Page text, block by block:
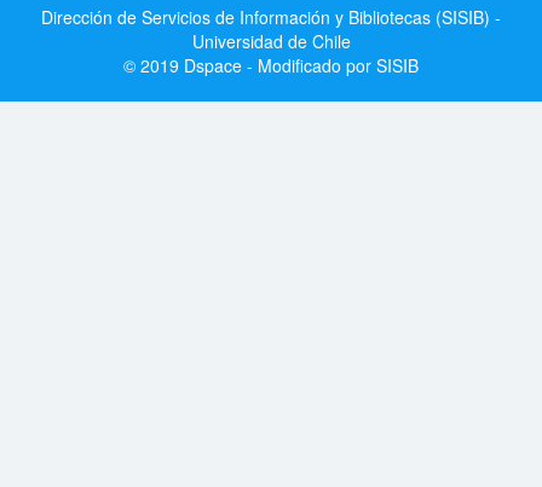
Dirección de Servicios de Información y Bibliotecas (SISIB) -
Universidad de Chile
© 2019 Dspace - Modificado por SISIB